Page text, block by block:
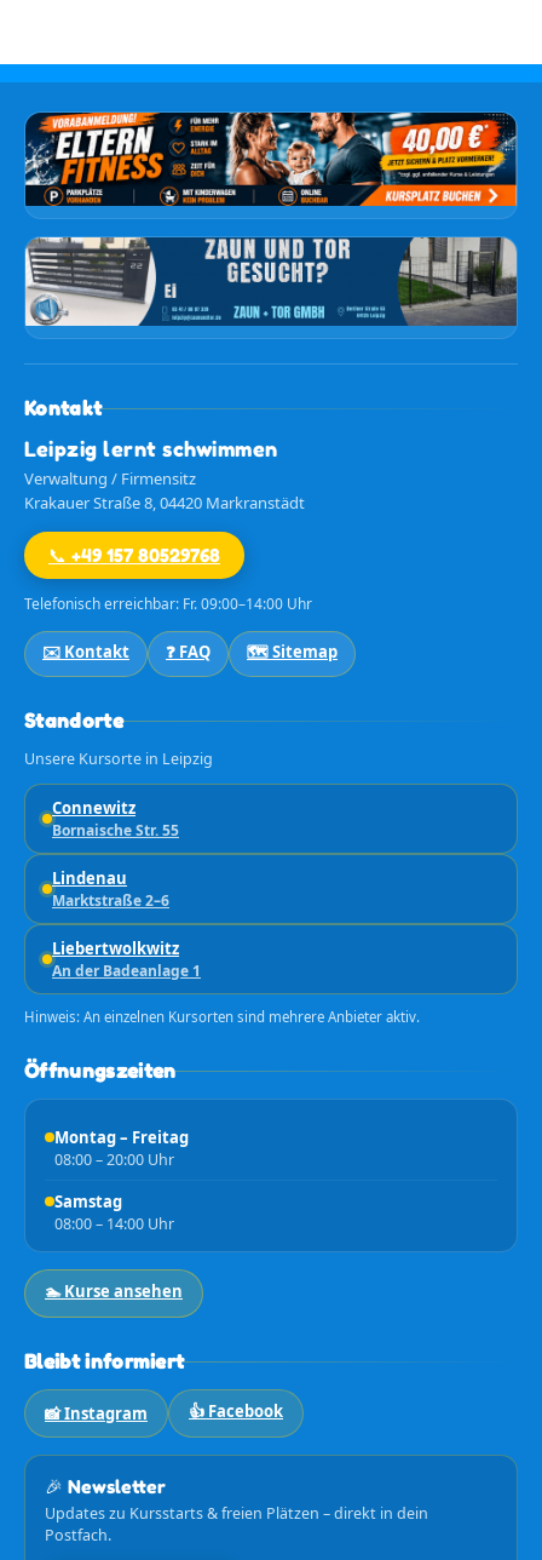
Kontakt
Leipzig lernt schwimmen
Verwaltung / Firmensitz
Krakauer Straße 8, 04420 Markranstädt
📞 +49 157 80529768
Telefonisch erreichbar: Fr. 09:00–14:00 Uhr
✉️ Kontakt ❓ FAQ 🗺️ Sitemap
Standorte
Unsere Kursorte in Leipzig
Connewitz
Bornaische Str. 55
Lindenau
Marktstraße 2–6
Liebertwolkwitz
An der Badeanlage 1
Hinweis: An einzelnen Kursorten sind mehrere Anbieter aktiv.
Öffnungszeiten
Montag – Freitag
08:00 – 20:00 Uhr
Samstag
08:00 – 14:00 Uhr
🏊 Kurse ansehen
Bleibt informiert
📸 Instagram 👍 Facebook
🎉 Newsletter
Updates zu Kursstarts & freien Plätzen – direkt in dein
Postfach.